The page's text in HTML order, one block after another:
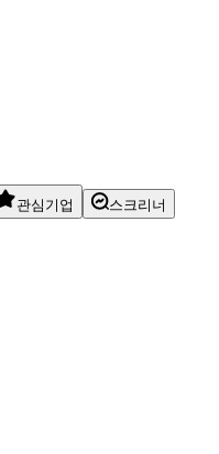
관심기업
스크리너